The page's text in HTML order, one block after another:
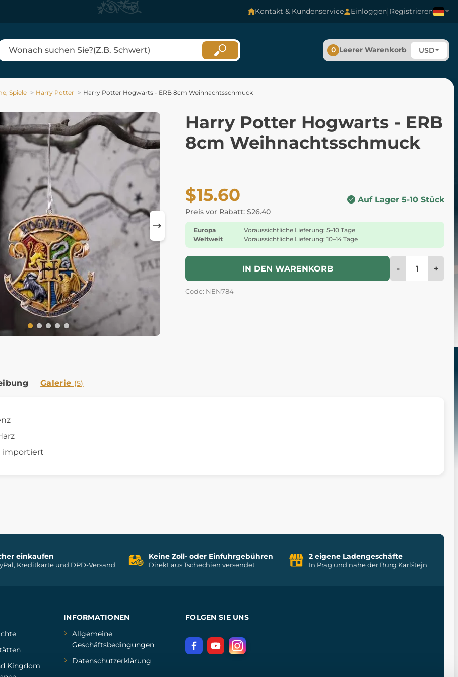
Kontakt & Kundenservice Einloggen|Registrieren
0 Leerer Warenkorb USD
Spiele Harry Potter Harry Potter Hogwarts - ERB 8cm Weihnachtsschmuck
Harry Potter Hogwarts - ERB
8cm Weihnachtsschmuck
$15.60
Preis vor Rabatt: $26.40
Auf Lager 5-10 Stück
Europa
Voraussichtliche Lieferung: 5–10 Tage
Weltweit
Voraussichtliche Lieferung: 10–14 Tage
IN DEN WARENKORB - +
Code: NEN784
Galerie (5)
importiert
einkaufen
Kreditkarte und DPD-Versand
Keine Zoll- oder Einfuhrgebühren
Direkt aus Tschechien versendet
2 eigene Ladengeschäfte
In Prag und nahe der Burg Karlštejn
Kingdom
INFORMATIONEN
Allgemeine
Geschäftsbedingungen
Datenschutzerklärung
FOLGEN SIE UNS